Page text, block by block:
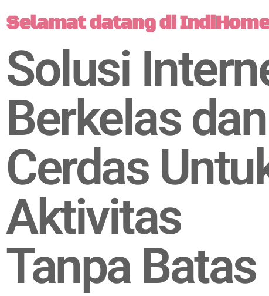
Selamat datang di
Solusi
Berkelas dan
Cerdas
Aktivitas
Tanpa Batas